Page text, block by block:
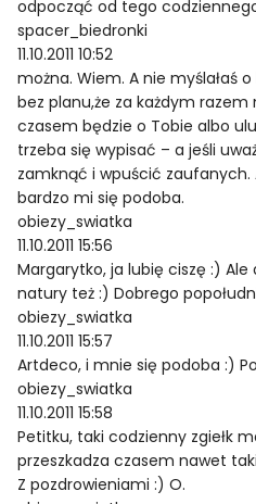
odpocząć od tego
spacer_biedronki
11.10.2011 10:52
można. Wiem. A nie myślałaś
bez planu,że za każdym
czasem będzie o Tobie albo
trzeba się wypisać – a jeśli
zamknąć i wpuścić zaufanych.
bardzo mi się podoba.
obiezy_swiatka
11.10.2011 15:56
Margarytko, ja lubię ciszę :)
natury też :) Dobrego
obiezy_swiatka
11.10.2011 15:57
Artdeco, i mnie się podoba :)
obiezy_swiatka
11.10.2011 15:58
Petitku, taki codzienny zgiełk
przeszkadza czasem nawet
Z pozdrowieniami :) O.